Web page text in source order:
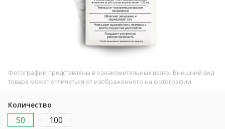
Фотографии представлены в ознакомительных целях. Внешний вид
товара может отличаться от изображенного на фотографии
Количество
50 100